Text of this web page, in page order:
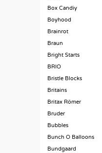
Box Candiy
Boyhood
Brainrot
Braun
Bright Starts
BRIO
Bristle Blocks
Britains
Britax Römer
Bruder
Bubbles
Bunch O Balloons
Bundgaard